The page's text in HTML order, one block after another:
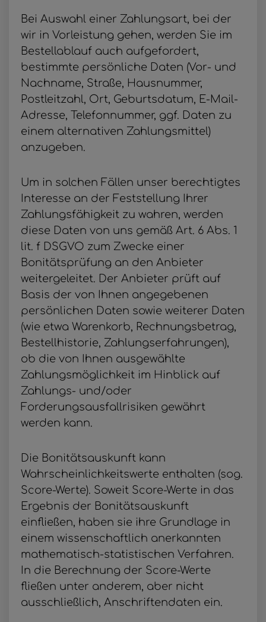
Bei Auswahl einer Zahlungsart, bei der
wir in Vorleistung gehen, werden Sie im
Bestellablauf auch aufgefordert,
bestimmte persönliche Daten (Vor- und
Nachname, Straße, Hausnummer,
Postleitzahl, Ort, Geburtsdatum, E-Mail-
Adresse, Telefonnummer, ggf. Daten zu
einem alternativen Zahlungsmittel)
anzugeben.
Um in solchen Fällen unser berechtigtes
Interesse an der Feststellung Ihrer
Zahlungsfähigkeit zu wahren, werden
diese Daten von uns gemäß Art. 6 Abs. 1
lit. f DSGVO zum Zwecke einer
Bonitätsprüfung an den Anbieter
weitergeleitet. Der Anbieter prüft auf
Basis der von Ihnen angegebenen
persönlichen Daten sowie weiterer Daten
(wie etwa Warenkorb, Rechnungsbetrag,
Bestellhistorie, Zahlungserfahrungen),
ob die von Ihnen ausgewählte
Zahlungsmöglichkeit im Hinblick auf
Zahlungs- und/oder
Forderungsausfallrisiken gewährt
werden kann.
Die Bonitätsauskunft kann
Wahrscheinlichkeitswerte enthalten (sog.
Score-Werte). Soweit Score-Werte in das
Ergebnis der Bonitätsauskunft
einfließen, haben sie ihre Grundlage in
einem wissenschaftlich anerkannten
mathematisch-statistischen Verfahren.
In die Berechnung der Score-Werte
fließen unter anderem, aber nicht
ausschließlich, Anschriftendaten ein.